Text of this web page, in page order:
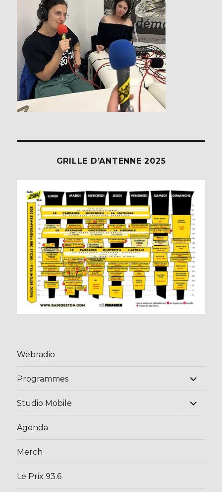
GRILLE D’ANTENNE 2025
Webradio
Programmes
ouvrir
menu
Studio Mobile
ouvrir
Agenda
Merch
Le Prix 93.6